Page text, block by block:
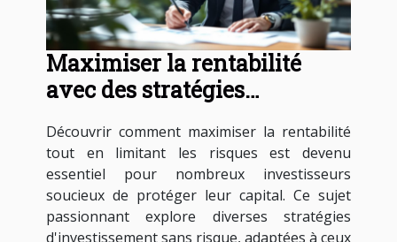
Maximiser la rentabilité
avec des stratégies
Découvrir comment maximiser la rentabilité
tout en limitant les risques est devenu
essentiel pour nombreux investisseurs
soucieux de protéger leur capital. Ce sujet
passionnant explore diverses stratégies
d'investissement sans risque, adaptées à ceux